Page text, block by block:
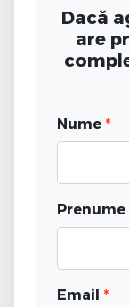
Dacă
are
Nume *
Prenume
Email *